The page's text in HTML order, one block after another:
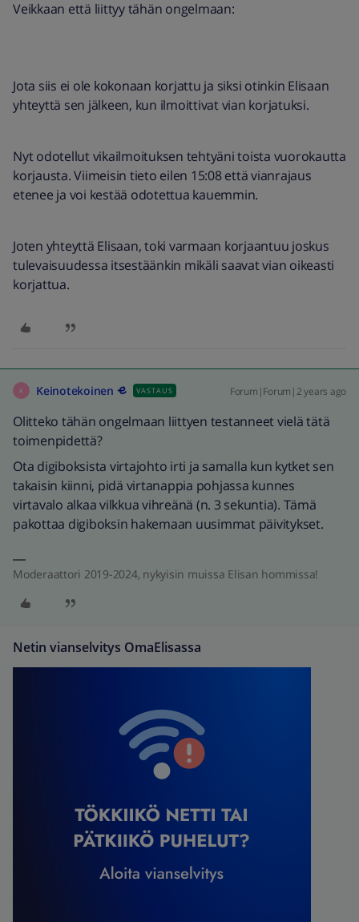
Veikkaan että liittyy tähän ongelmaan:
Jota siis ei ole kokonaan korjattu ja siksi otinkin Elisaan
yhteyttä sen jälkeen, kun ilmoittivat vian korjatuksi.
Nyt odotellut vikailmoituksen tehtyäni toista vuorokautta
korjausta. Viimeisin tieto eilen 15:08 että vianrajaus
etenee ja voi kestää odotettua kauemmin.
Joten yhteyttä Elisaan, toki varmaan korjaantuu joskus
tulevaisuudessa itsestäänkin mikäli saavat vian oikeasti
korjattua.
K Keinotekoinen VASTAUS Forum|Forum|2 years ago
Olitteko tähän ongelmaan liittyen testanneet vielä tätä
toimenpidettä?
Ota digiboksista virtajohto irti ja samalla kun kytket sen
takaisin kiinni, pidä virtanappia pohjassa kunnes
virtavalo alkaa vilkkua vihreänä (n. 3 sekuntia). Tämä
pakottaa digiboksin hakemaan uusimmat päivitykset.
Moderaattori 2019-2024, nykyisin muissa Elisan hommissa!
Netin vianselvitys OmaElisassa